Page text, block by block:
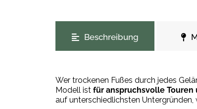
Beschreibung
Wer trockenen Fußes durch jedes
Modell ist für anspruchsvolle
auf unterschiedlichsten Untergründen,